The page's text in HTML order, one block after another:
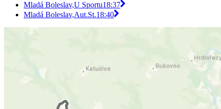
Mladá Boleslav,U Sportu18:37
Mladá Boleslav,Aut.St.18:40